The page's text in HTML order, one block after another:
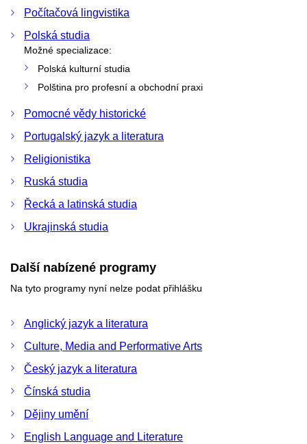
Počítačová lingvistika
Polská studia
Možné specializace:
Polská kulturní studia
Polština pro profesní a obchodní praxi
Pomocné vědy historické
Portugalský jazyk a literatura
Religionistika
Ruská studia
Řecká a latinská studia
Ukrajinská studia
Další nabízené programy
Na tyto programy nyní nelze podat přihlášku
Anglický jazyk a literatura
Culture, Media and Performative Arts
Český jazyk a literatura
Čínská studia
Dějiny umění
English Language and Literature